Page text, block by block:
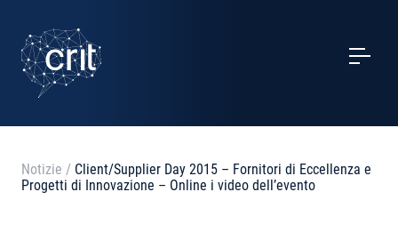
SERVIZI
CASI STUDIO
Notizie / Client/Supplier Day 2015 – Fornitori di Eccellenza e
Progetti di Innovazione – Online i video dell’evento